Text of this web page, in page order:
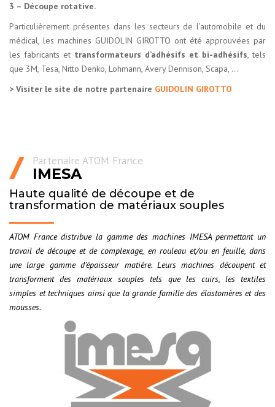
3 – Découpe rotative.
Particulièrement présentes dans les secteurs de l’automobile et du
médical, les machines GUIDOLIN GIROTTO ont été approuvées par
les fabricants et transformateurs d’adhésifs et bi-adhésifs, tels
que 3M, Tesa, Nitto Denko, Lohmann, Avery Dennison, Scapa, …
> Visiter le site de notre partenaire GUIDOLIN GIROTTO
Partenaire ATOM France
IMESA
Haute qualité de découpe et de
transformation de matériaux souples
ATOM France distribue la gamme des machines IMESA permettant un
travail de découpe et de complexage, en rouleau et/ou en feuille, dans
une large gamme d’épaisseur matière. Leurs machines découpent et
transforment des matériaux souples tels que les cuirs, les textiles
simples et techniques ainsi que la grande famille des élastomères et des
mousses.